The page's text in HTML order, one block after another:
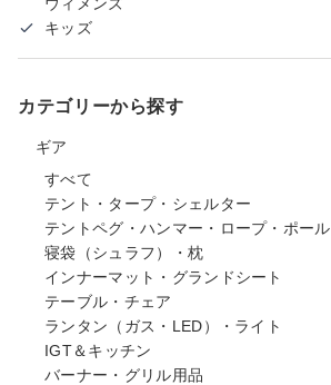
キッズ
カテゴリーから探す
ギア
すべて
テント・タープ・シェルター
テントペグ・ハンマー・ロープ・ポール
寝袋（シュラフ）・枕
インナーマット・グランドシート
テーブル・チェア
ランタン（ガス・LED）・ライト
IGT＆キッチン
バーナー・グリル用品